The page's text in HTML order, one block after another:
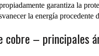
garantiza la
la energía procedente
cobre – principales